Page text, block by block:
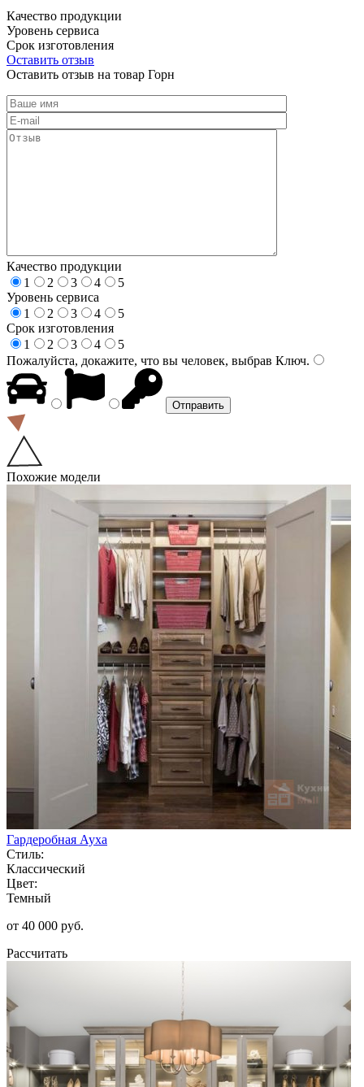
Качество продукции
Уровень сервиса
Срок изготовления
Оставить отзыв
Оставить отзыв на товар Горн
Качество продукции
1
2 3 4
5
Уровень сервиса
1
2 3 4
5
Срок изготовления
1
2 3 4
5
Пожалуйста, докажите, что вы человек, выбрав Ключ.
Похожие модели
Гардеробная Ауха
Стиль:
Классический
Цвет:
Темный
от 40 000 руб.
Рассчитать